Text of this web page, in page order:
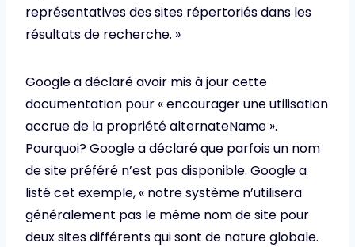
représentatives des sites répertoriés dans les
résultats de recherche. »
Google a déclaré avoir mis à jour cette
documentation pour « encourager une utilisation
accrue de la propriété alternateName ».
Pourquoi? Google a déclaré que parfois un nom
de site préféré n’est pas disponible. Google a
listé cet exemple, « notre système n’utilisera
généralement pas le même nom de site pour
deux sites différents qui sont de nature globale.